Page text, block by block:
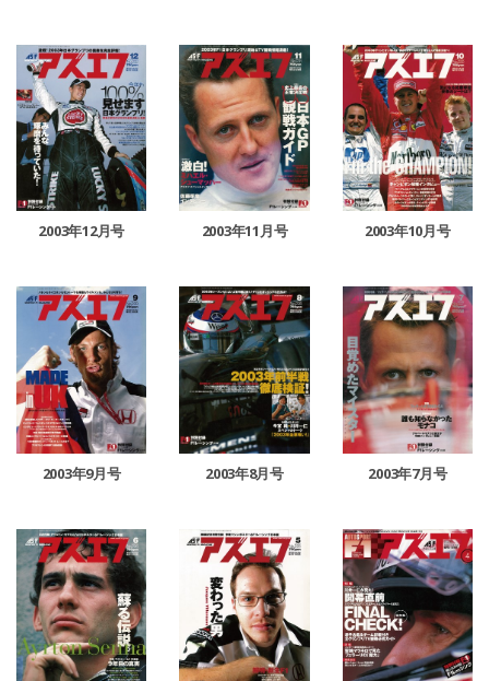
2003年12月号 2003年11月号 2003年10月号
2003年9月号 2003年8月号 2003年7月号